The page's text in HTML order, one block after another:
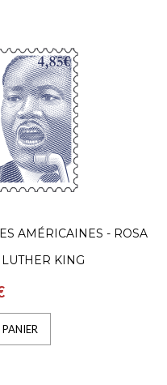
AMÉRICAINES - ROSA
KING